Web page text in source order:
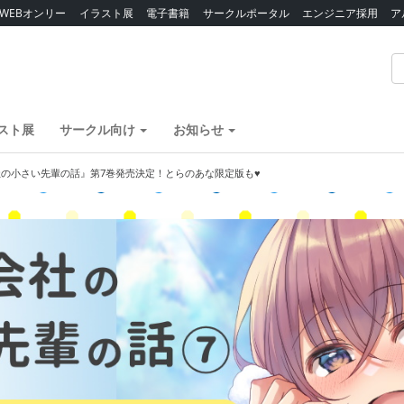
WEBオンリー イラスト展 電子書籍 サークルポータル エンジニア採用
ト展 サークル向け お知らせ
小さい先輩の話』第7巻発売決定！とらのあな限定版も♥